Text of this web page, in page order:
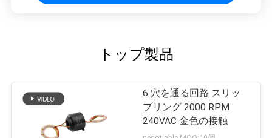
トップ製品
6 穴を通る回路 スリッ
プリング 2000 RPM
240VAC 金色の接触